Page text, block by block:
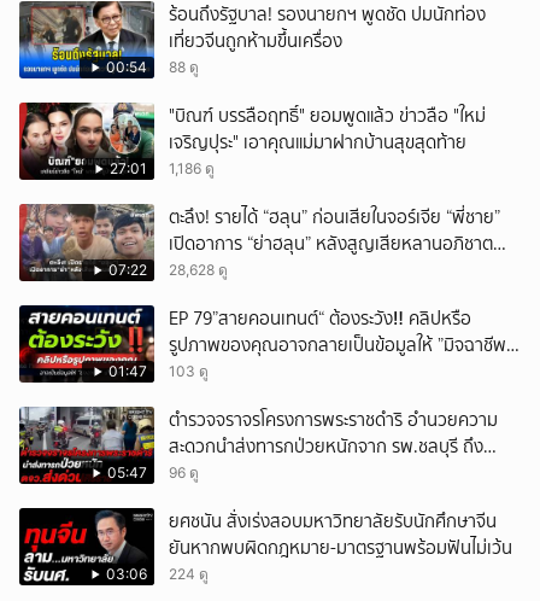
00:54
ร้อนถึงรัฐบาล! รองนายกฯ พูดชัด ปมนักท่อง
เที่ยวจีนถูกห้ามขึ้นเครื่อง
88 ดู
27:01
"บิณฑ์ บรรลือฤทธิ์" ยอมพูดแล้ว ข่าวลือ "ใหม่
เจริญปุระ" เอาคุณแม่มาฝากบ้านสุขสุดท้าย
1,186 ดู
07:22
ตะลึง! รายได้ “ฮลุน” ก่อนเสียในจอร์เจีย “พี่ชาย”
เปิดอาการ “ย่าฮลุน” หลังสูญเสียหลานอภิชาต
บุตร!
28,628 ดู
01:47
EP 79”สายคอนเทนต์“ ต้องระวัง‼️ คลิปหรือ
รูปภาพของคุณอาจกลายเป็นข้อมูลให้ ”มิจฉาชีพ“
นำไปใช้ได้
103 ดู
05:47
ตำรวจจราจรโครงการพระราชดำริ อำนวยความ
สะดวกนำส่งทารกป่วยหนักจาก รพ.ชลบุรี ถึง
รพ.ศิริราช
96 ดู
03:06
ยศชนัน สั่งเร่งสอบมหาวิทยาลัยรับนักศึกษาจีน
ยันหากพบผิดกฎหมาย-มาตรฐานพร้อมฟันไม่เว้น
224 ดู